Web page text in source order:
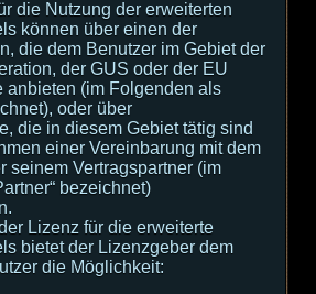
die Nutzung der erweiterten
können über einen der
die dem Benutzer im Gebiet der
der GUS oder der EU
anbieten (im Folgenden als
oder über
die in diesem Gebiet tätig sind
einer Vereinbarung mit dem
seinem Vertragspartner (im
bezeichnet)
Lizenz für die erweiterte
bietet der Lizenzgeber dem
die Möglichkeit: